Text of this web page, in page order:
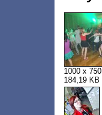
1000 x 750
184,19 KB